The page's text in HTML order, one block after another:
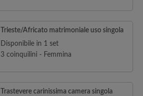
Trieste/Africato matrimoniale uso singola
Disponibile in 1 set
3 coinquilini - Femmina
Trastevere carinissima camera singola